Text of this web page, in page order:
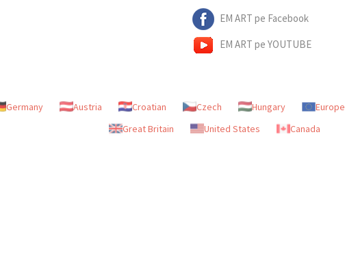
EM ART pe Facebook
EM ART pe YOUTUBE
Germany Austria Croatian Czech Hungary Europe
Great Britain
United States Canada